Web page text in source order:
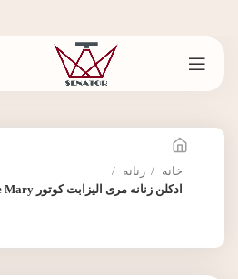
خانه
زنانه
ادکلن زنانه مری الیزابت کوتور Elizabeth Cuture Mary